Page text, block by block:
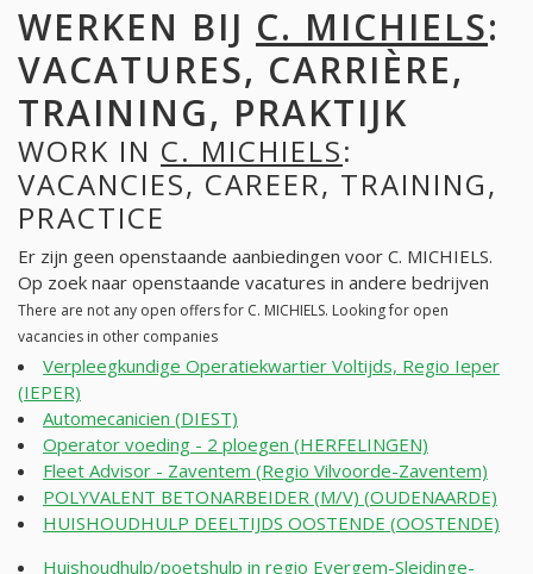
WERKEN BIJ C. MICHIELS:
VACATURES, CARRIÈRE,
TRAINING, PRAKTIJK
WORK IN C. MICHIELS:
VACANCIES, CAREER, TRAINING,
PRACTICE
Er zijn geen openstaande aanbiedingen voor C. MICHIELS.
Op zoek naar openstaande vacatures in andere bedrijven
There are not any open offers for C. MICHIELS. Looking for open
vacancies in other companies
Verpleegkundige Operatiekwartier Voltijds, Regio Ieper
(IEPER)
Automecanicien (DIEST)
Operator voeding - 2 ploegen (HERFELINGEN)
Fleet Advisor - Zaventem (Regio Vilvoorde-Zaventem)
POLYVALENT BETONARBEIDER (M/V) (OUDENAARDE)
HUISHOUDHULP DEELTIJDS OOSTENDE (OOSTENDE)
Huishoudhulp/poetshulp in regio Evergem-Sleidinge-